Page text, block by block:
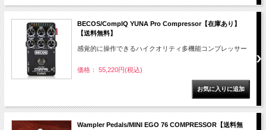
BECOS/CompIQ YUNA Pro Compressor【在庫あり】
【送料無料】
感覚的に操作できるハイクオリティ多機能コンプレッサー
価格： 55,220円(税込)
Wampler Pedals/MINI EGO 76 COMPRESSOR【送料無